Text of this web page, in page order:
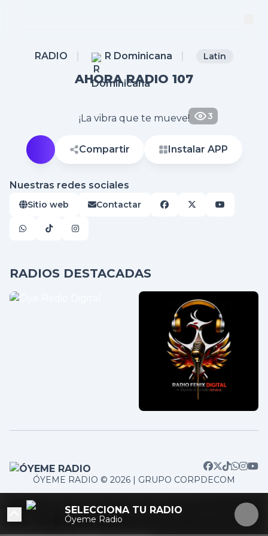
RADIO R Dominicana Latin
AHORA RADIO 107
3
¡La vibra que te mueve!
Compartir Instalar APP
Nuestras redes sociales
Sitio web Contactar
RADIOS DESTACADAS
HISTORIAL DE CANCIONES
Cargando historial de canciones...
ÓYEME RADIO © 2026 | GRUPO CORPDECOM
SELECCIONA TU RADIO
Óyeme Radio
/home/corpdeco/radios.colradiotv.com/wp-
content/themes/nexotuner/parts/player-aside.php on